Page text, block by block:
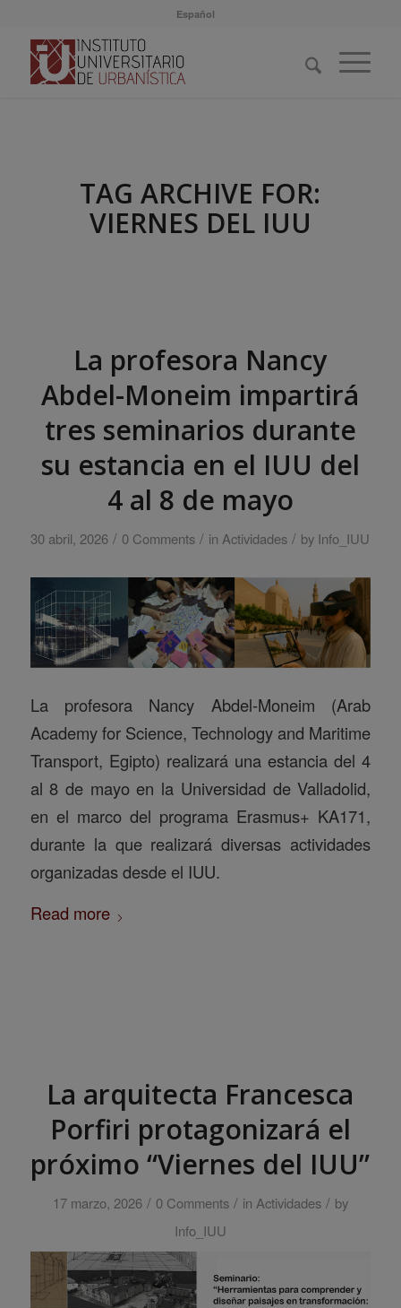
Español
TAG ARCHIVE FOR:
VIERNES DEL IUU
La profesora Nancy
Abdel-Moneim impartirá
tres seminarios durante
su estancia en el IUU del
4 al 8 de mayo
30 abril, 2026 / 0 Comments / in Actividades / by Info_IUU
La profesora Nancy Abdel-Moneim (Arab
Academy for Science, Technology and Maritime
Transport, Egipto) realizará una estancia del 4
al 8 de mayo en la Universidad de Valladolid,
en el marco del programa Erasmus+ KA171,
durante la que realizará diversas actividades
organizadas desde el IUU.
Read more
La arquitecta Francesca
Porfiri protagonizará el
próximo “Viernes del IUU”
17 marzo, 2026 / 0 Comments / in Actividades / by
Info_IUU